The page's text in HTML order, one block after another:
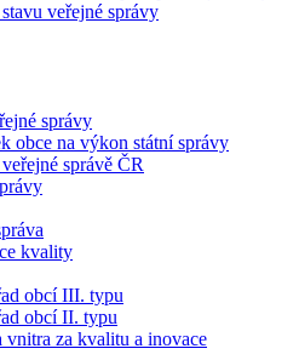
veřejné správy
správy
obce na výkon státní správy
správě ČR
kvality
obcí III. typu
obcí II. typu
vnitra za kvalitu a inovace